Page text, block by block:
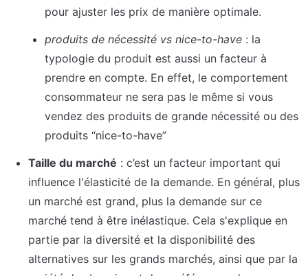
pour ajuster les prix de manière optimale.
produits de nécessité vs nice-to-have : la
typologie du produit est aussi un facteur à
prendre en compte. En effet, le comportement
consommateur ne sera pas le même si vous
vendez des produits de grande nécessité ou des
produits “nice-to-have”
Taille du marché : c’est un facteur important qui
influence l'élasticité de la demande. En général, plus
un marché est grand, plus la demande sur ce
marché tend à être inélastique. Cela s'explique en
partie par la diversité et la disponibilité des
alternatives sur les grands marchés, ainsi que par la